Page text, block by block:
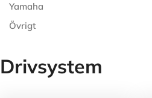
Yamaha
Övrigt
Drivsystem